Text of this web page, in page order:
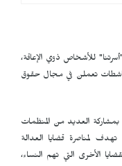
للأشخاص ذوي الإعاقة،
تعملن في مجال حقوق
العديد من المنظمات
تهدف لمناصرة قضايا العدالة
الأخرى التي تهم النساء،